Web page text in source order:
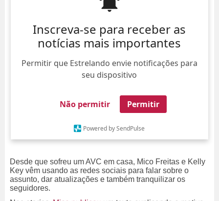
Inscreva-se para receber as
notícias mais importantes
Permitir que Estrelando envie notificações para
seu dispositivo
Não permitir Permitir
Powered by SendPulse
Desde que sofreu um AVC em casa, Mico Freitas e Kelly
Key vêm usando as redes sociais para falar sobre o
assunto, dar atualizações e também tranquilizar os
seguidores.